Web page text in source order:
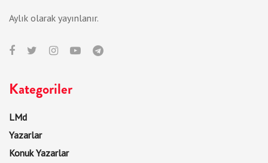
Aylık olarak yayınlanır.
Kategoriler
LMd
Yazarlar
Konuk Yazarlar